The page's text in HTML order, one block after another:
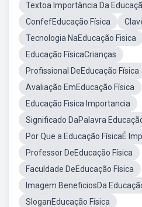
Textoa Importância Da
ConfefEducação Física
Tecnologia NaEducação Fisica
Educação FísicaCrianças
Profissional DeEducação Física
Avaliação EmEducação Física
Educação Fisica Importancia
Significado DaPalavra
Por Que a Educação FísicaÉ
Professor DeEducação Física
Faculdade DeEducação Física
Imagem BeneficiosDa
SloganEducação Física